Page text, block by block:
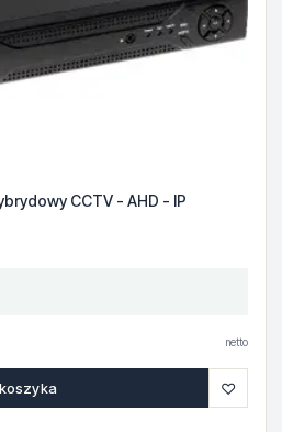
CCTV - AHD - IP
netto
♡